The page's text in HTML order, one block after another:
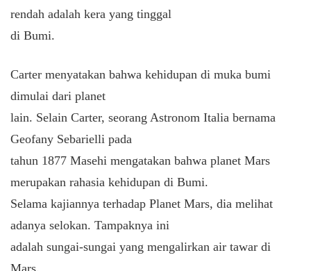
rendah adalah kera yang tinggal
di Bumi.
Carter menyatakan bahwa kehidupan di muka bumi
dimulai dari planet
lain. Selain Carter, seorang Astronom Italia bernama
Geofany Sebarielli pada
tahun 1877 Masehi mengatakan bahwa planet Mars
merupakan rahasia kehidupan di Bumi.
Selama kajiannya terhadap Planet Mars, dia melihat
adanya selokan. Tampaknya ini
adalah sungai-sungai yang mengalirkan air tawar di
Mars.